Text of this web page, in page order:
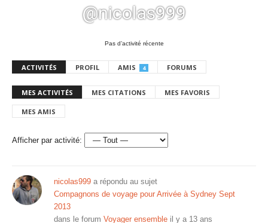
@nicolas999
Pas d’activité récente
ACTIVITÉS PROFIL AMIS 4 FORUMS
MES ACTIVITÉS MES CITATIONS MES FAVORIS
MES AMIS
Afficher par activité:
nicolas999 a répondu au sujet
Compagnons de voyage pour Arrivée à Sydney Sept
2013
dans le forum Voyager ensemble il y a 13 ans